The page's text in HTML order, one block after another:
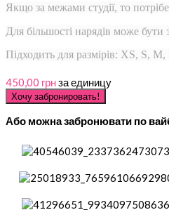
Якщо за межами студії, то
Для більшості нарядів може
Підходить для размірів: XS, S, M,
450,00 грнза единицу
Або можна забронювати по